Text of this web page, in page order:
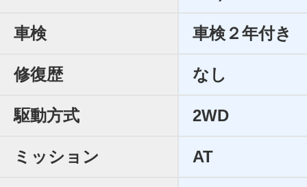
車検 車検２年付き
修復歴 なし
駆動方式 2WD
ミッション AT